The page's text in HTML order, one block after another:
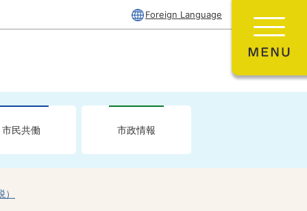
Foreign Language
市民共働 市政情報